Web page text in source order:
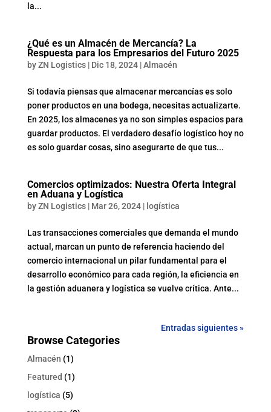
la...
¿Qué es un Almacén de Mercancía? La
Respuesta para los Empresarios del Futuro 2025
byZN Logistics| Dic 18, 2024|Almacén
Si todavía piensas que almacenar mercancías es solo
poner productos en una bodega, necesitas actualizarte.
En 2025, los almacenes ya no son simples espacios para
guardar productos. El verdadero desafío logístico hoy no
es solo guardar cosas, sino asegurarte de que tus...
Comercios optimizados: Nuestra Oferta Integral
en Aduana y Logística
byZN Logistics| Mar 26, 2024| logística
Las transacciones comerciales que demanda el mundo
actual, marcan un punto de referencia haciendo del
comercio internacional un pilar fundamental para el
desarrollo económico para cada región, la eficiencia en
la gestión aduanera y logística se vuelve crítica. Ante...
Entradas siguientes »
Browse Categories
Almacén (1)
Featured (1)
logística (5)